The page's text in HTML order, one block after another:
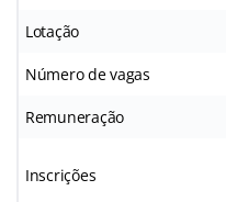
Lotação
Número de vagas
Remuneração
Inscrições